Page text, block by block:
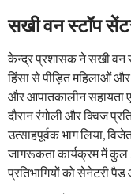
सखी वन स्टॉप
केन्द्र प्रशासक ने सखी वन
हिंसा से पीड़ित महिलाओं और
और आपातकालीन सहायता
दौरान रंगोली और क्विज
उत्साहपूर्वक भाग लिया,
जागरूकता कार्यक्रम में कुल
प्रतिभागियों को सेनेटरी